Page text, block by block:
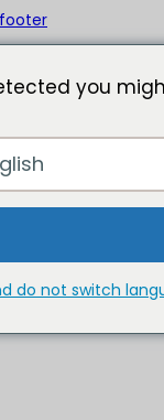
you
do not switch